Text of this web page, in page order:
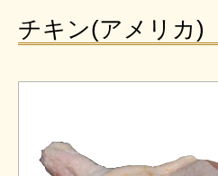
チキン(アメリカ)